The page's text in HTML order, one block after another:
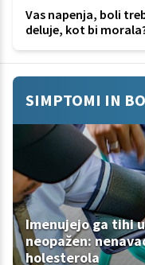
Vas napenja, boli
deluje, kot bi
SIMPTOMI IN
Imenujejo ga tihi
neopažen:
holesterola